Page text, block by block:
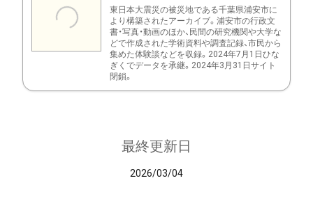
東日本大震災の被災地である千葉県浦安市に
より構築されたアーカイブ。浦安市の行政文
書・写真・動画のほか、民間の研究機関や大学な
どで作成された学術資料や調査記録、市民から
集めた体験談などを収録。2024年7月1日ひな
ぎくでデータを承継。2024年3月31日サイト
閉鎖。
最終更新日
2026/03/04